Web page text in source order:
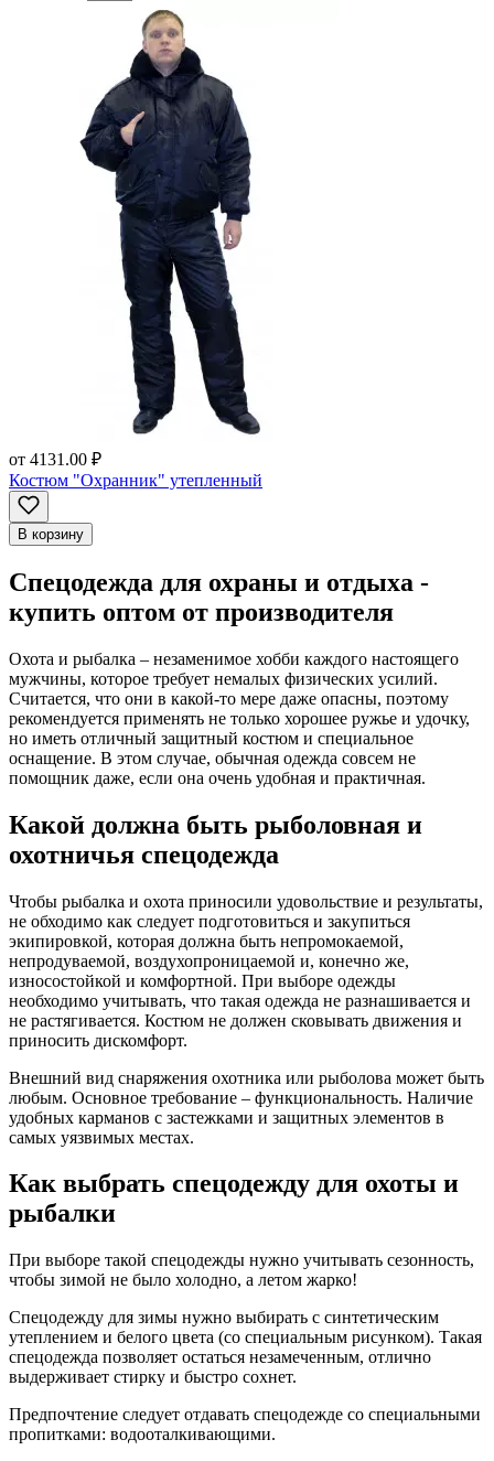
от 4131.00 ₽
Костюм "Охранник" утепленный
В корзину
Спецодежда для охраны и отдыха -
купить оптом от производителя
Охота и рыбалка – незаменимое хобби каждого настоящего
мужчины, которое требует немалых физических усилий.
Считается, что они в какой-то мере даже опасны, поэтому
рекомендуется применять не только хорошее ружье и удочку,
но иметь отличный защитный костюм и специальное
оснащение. В этом случае, обычная одежда совсем не
помощник даже, если она очень удобная и практичная.
Какой должна быть рыболовная и
охотничья спецодежда
Чтобы рыбалка и охота приносили удовольствие и результаты,
не обходимо как следует подготовиться и закупиться
экипировкой, которая должна быть непромокаемой,
непродуваемой, воздухопроницаемой и, конечно же,
износостойкой и комфортной. При выборе одежды
необходимо учитывать, что такая одежда не разнашивается и
не растягивается. Костюм не должен сковывать движения и
приносить дискомфорт.
Внешний вид снаряжения охотника или рыболова может быть
любым. Основное требование – функциональность. Наличие
удобных карманов с застежками и защитных элементов в
самых уязвимых местах.
Как выбрать спецодежду для охоты и
рыбалки
При выборе такой спецодежды нужно учитывать сезонность,
чтобы зимой не было холодно, а летом жарко!
Спецодежду для зимы нужно выбирать с синтетическим
утеплением и белого цвета (со специальным рисунком). Такая
спецодежда позволяет остаться незамеченным, отлично
выдерживает стирку и быстро сохнет.
Предпочтение следует отдавать спецодежде со специальными
пропитками: водооталкивающими.